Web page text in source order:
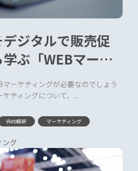
ジタルで販売促
ぶ「WEBマーケ
ーケティングが必要なのでしょう
ティングについて、...
Web解析 マーケティング
ング